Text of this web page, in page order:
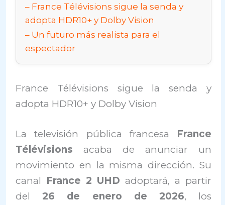
France Télévisions sigue la senda y
adopta HDR10+ y Dolby Vision
Un futuro más realista para el
espectador
France Télévisions sigue la senda y
adopta HDR10+ y Dolby Vision
La televisión pública francesa France
Télévisions acaba de anunciar un
movimiento en la misma dirección. Su
canal France 2 UHD adoptará, a partir
del26 de enero de 2026, los